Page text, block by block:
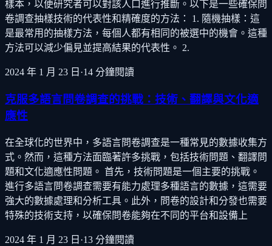
樣本，以便研究者可以對該人口進行推斷。以下是一些確保問
卷調查抽樣技術的代表性和精確度的方法： 1. 隨機抽樣：這
是最常用的抽樣方法，每個人都有相同的被選中的機會。這種
方法可以減少偏見並提高結果的代表性。 2.
2024 年 1 月 23 日 ·14 分鐘閱讀
克服多語言問卷調查的挑戰：技術、翻譯與文化適
應性
在全球化的世界中，多語言問卷調查是一種常見的數據收集方
式。然而，這種方法面臨著許多挑戰，包括技術問題、翻譯問
題和文化適應性問題。 首先，技術問題是一個主要的挑戰。
進行多語言問卷調查需要有能力處理多種語言的數據，這需要
強大的數據處理和分析工具。此外，問卷的設計和分發也需要
特殊的技術支持，以確保問卷能夠在不同的平台和設備上
2024 年 1 月 23 日 ·13 分鐘閱讀